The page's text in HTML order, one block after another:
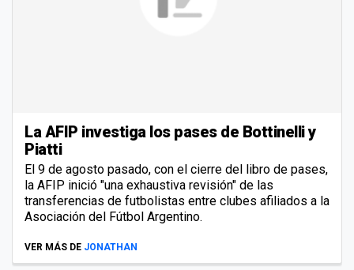
La AFIP investiga los pases de Bottinelli y
Piatti
El 9 de agosto pasado, con el cierre del libro de pases,
la AFIP inició "una exhaustiva revisión" de las
transferencias de futbolistas entre clubes afiliados a la
Asociación del Fútbol Argentino.
VER MÁS DE JONATHAN